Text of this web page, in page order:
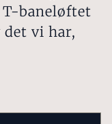
baneløftet
vi har,